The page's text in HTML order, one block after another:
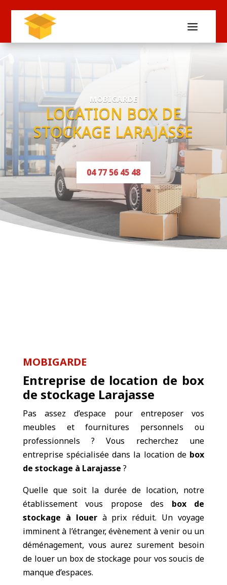
MOBIGARDE
LOCATION BOX DE
STOCKAGE LARAJASSE
04 77 56 45 48
MOBIGARDE
Entreprise de location de box
de stockage Larajasse
Pas assez d’espace pour entreposer vos
meubles et fournitures personnels ou
professionnels ? Vous recherchez une
entreprise spécialisée dans la location de box
de stockage à Larajasse ?
Quelle que soit la durée de location, notre
établissement vous propose des box de
stockage à louerà prix réduit. Un voyage
imminent à l’étranger, évènement à venir ou un
déménagement, vous aurez surement besoin
de louer un box de stockage pour vos soucis de
manque d’espaces.